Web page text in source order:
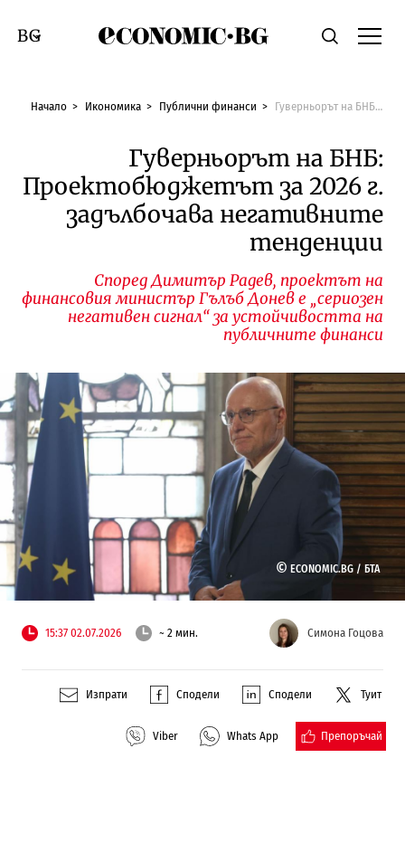
Economic.bgТърсене
Смяна на език
Начало Икономика Публични финанси Гуверньорът на БНБ: Проектобюджетът за 2026 г. задълбочава негативните тенденции
Гуверньорът на БНБ:
Проектобюджетът за 2026 г.
задълбочава негативните
тенденции
Според Димитър Радев, проектът на
финансовия министър Гълъб Донев е „сериозен
негативен сигнал“ за устойчивостта на
публичните финанси
© ECONOMIC.BG / БТА
15:37 02.07.2026 ~ 2 мин. Симона Гоцова
Изпрати Сподели Сподели Туит
Viber Whats App Препоръчай